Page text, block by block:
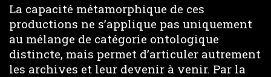
La capacité métamorphique de ces
productions ne s’applique pas uniquement
au mélange de catégorie ontologique
distincte, mais permet d’articuler autrement
les archives et leur devenir à venir. Par la